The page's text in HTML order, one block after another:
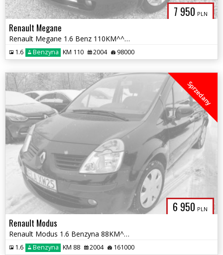
7 950 PLN
Renault Megane
Renault Megane 1.6 Benz 110KM^^98Tys.km^^Klimatyzacja^^serwis^^Stan BD
1.6 Benzyna KM 110 2004 98000
6 950 PLN
Sprzedany
Renault Modus
Renault Modus 1.6 Benzyna 88KM^^161 Tys.km^^2004r^^Klimatyzacja^^
1.6 Benzyna KM 88 2004 161000